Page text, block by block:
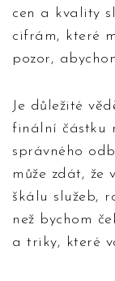
cen a kvality
cifrám, které
pozor,
Je důležité
finální částku
správného
může zdát, že
škálu služeb,
než bychom
a triky, které